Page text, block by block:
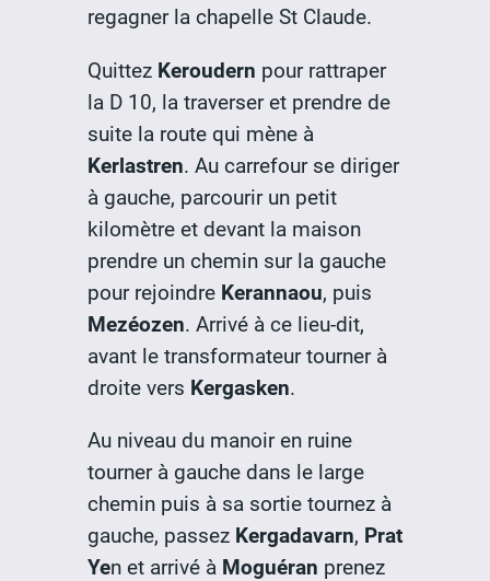
regagner la chapelle St Claude.
Quittez Keroudern pour rattraper
la D 10, la traverser et prendre de
suite la route qui mène à
Kerlastren. Au carrefour se diriger
à gauche, parcourir un petit
kilomètre et devant la maison
prendre un chemin sur la gauche
pour rejoindre Kerannaou, puis
Mezéozen. Arrivé à ce lieu-dit,
avant le transformateur tourner à
droite vers Kergasken.
Au niveau du manoir en ruine
tourner à gauche dans le large
chemin puis à sa sortie tournez à
gauche, passez Kergadavarn, Prat
Yen et arrivé à Moguéran prenez